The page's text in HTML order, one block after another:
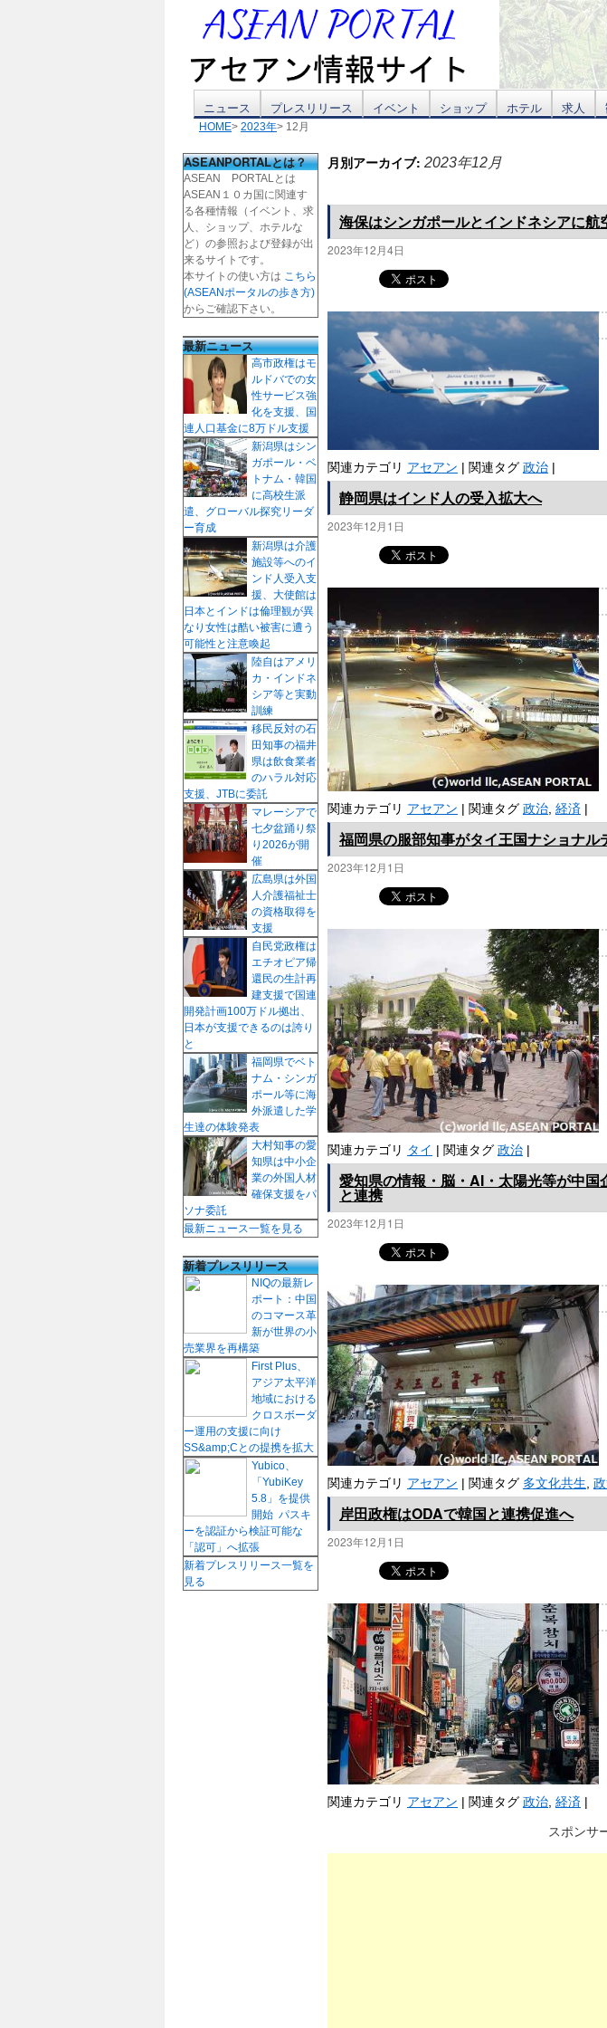
テ
ン
ツ
へ
ス
キ
ッ
プ
ニュース プレスリリース イベント ショップ ホテル 求人
HOME> 2023年> 12月
月別アーカイブ: 2023年12月
海保はシンガポールとインドネシアに航
2023年12月4日
関連カテゴリ アセアン | 関連タグ 政治 |
静岡県はインド人の受入拡大へ
2023年12月1日
関連カテゴリ アセアン | 関連タグ 政治 経済 |
福岡県の服部知事がタイ王国ナショナル
2023年12月1日
関連カテゴリ タイ | 関連タグ 政治 |
愛知県の情報・脳・AI・太陽光等が中
と連携
2023年12月1日
関連カテゴリ アセアン | 関連タグ 多文化共生
岸田政権はODAで韓国と連携促進へ
2023年12月1日
関連カテゴリ アセアン | 関連タグ 政治 経済 |
スポンサ
ASEANPORTALとは？
ASEAN PORTALとは
ASEAN１０カ国に関連す
る各種情報（イベント、求
人、ショップ、ホテルな
ど）の参照および登録が出
来るサイトです。
本サイトの使い方は こちら
(ASEANポータルの歩き方)
からご確認下さい。
最新ニュース
高市政権はモ
ルドバでの女
性サービス強
化を支援、国
連人口基金に8万ドル支援
新潟県はシン
ガポール・ベ
トナム・韓国
に高校生派
遣、グローバル探究リーダ
ー育成
新潟県は介護
施設等へのイ
ンド人受入支
援、大使館は
日本とインドは倫理観が異
なり女性は酷い被害に遭う
可能性と注意喚起
陸自はアメリ
カ・インドネ
シア等と実動
訓練
移民反対の石
田知事の福井
県は飲食業者
のハラル対応
支援、JTBに委託
マレーシアで
七夕盆踊り祭
り2026が開
催
広島県は外国
人介護福祉士
の資格取得を
支援
自民党政権は
エチオピア帰
還民の生計再
建支援で国連
開発計画100万ドル拠出、
日本が支援できるのは誇り
と
福岡県でベト
ナム・シンガ
ポール等に海
外派遣した学
生達の体験発表
大村知事の愛
知県は中小企
業の外国人材
確保支援をパ
ソナ委託
最新ニュース一覧を見る
新着プレスリリース
NIQの最新レ
ポート：中国
のコマース革
新が世界の小
売業界を再構築
First Plus、
アジア太平洋
地域における
クロスボーダ
ー運用の支援に向け
SS&amp;Cとの提携を拡大
Yubico、
「YubiKey
5.8」を提供
開始 パスキ
ーを認証から検証可能な
「認可」へ拡張
新着プレスリリース一覧を
見る